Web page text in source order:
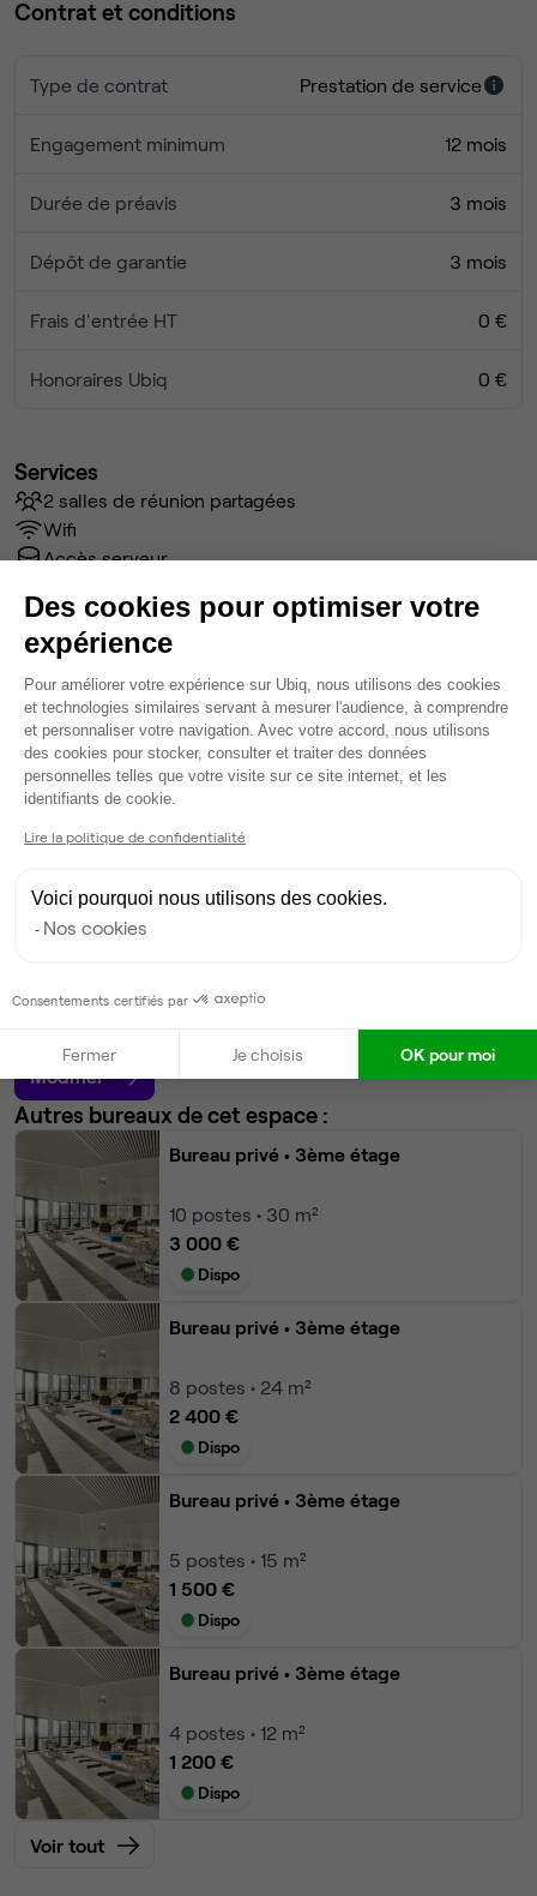
Contrat et conditions
Type de contrat Prestation de service
Engagement minimum 12 mois
Durée de préavis 3 mois
Dépôt de garantie 3 mois
Frais d'entrée HT 0 €
Honoraires Ubiq 0 €
Services
2 salles de réunion partagées
Wifi
Accès serveur
Fibre
Coin cafet'
Climatisation
Espace d'attente
Espace détente
Ménage
Voir plus
Bureau privé • 3ème étage
2 100 €
Modifier
Autres bureaux de cet espace :
Bureau privé • 3ème étage
10 postes • 30 m²
3 000 €
Dispo
Bureau privé • 3ème étage
8 postes • 24 m²
2 400 €
Dispo
Bureau privé • 3ème étage
5 postes • 15 m²
1 500 €
Dispo
Bureau privé • 3ème étage
4 postes • 12 m²
1 200 €
Dispo
Voir tout
Des cookies pour optimiser votre
expérience
Plateforme de Gestion du
Pour améliorer votre expérience sur Ubiq, nous utilisons des cookies
et technologies similaires servant à mesurer l'audience, à comprendre
et personnaliser votre navigation. Avec votre accord, nous utilisons
des cookies pour stocker, consulter et traiter des données
personnelles telles que votre visite sur ce site internet, et les
identifiants de cookie.
Lire la politique de confidentialité
Voici pourquoi nous utilisons des cookies.
Nos cookies
Consentements certifiés par
Fermer Je choisis OK pour moi